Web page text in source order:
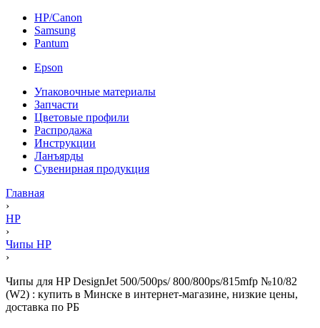
HP/Canon
Samsung
Pantum
Epson
Упаковочные материалы
Запчасти
Цветовые профили
Распродажа
Инструкции
Ланъярды
Сувенирная продукция
Главная
›
HP
›
Чипы HP
›
Чипы для HP DesignJet 500/500ps/ 800/800ps/815mfp №10/82
(W2) : купить в Минске в интернет-магазине, низкие цены,
доставка по РБ